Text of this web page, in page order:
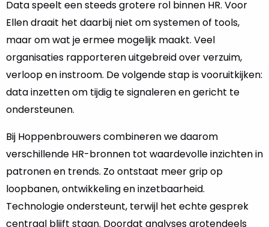
Data speelt een steeds grotere rol binnen HR. Voor
Ellen draait het daarbij niet om systemen of tools,
maar om wat je ermee mogelijk maakt. Veel
organisaties rapporteren uitgebreid over verzuim,
verloop en instroom. De volgende stap is vooruitkijken:
data inzetten om tijdig te signaleren en gericht te
ondersteunen.
Bij Hoppenbrouwers combineren we daarom
verschillende HR-bronnen tot waardevolle inzichten in
patronen en trends. Zo ontstaat meer grip op
loopbanen, ontwikkeling en inzetbaarheid.
Technologie ondersteunt, terwijl het echte gesprek
centraal blijft staan. Doordat analyses grotendeels